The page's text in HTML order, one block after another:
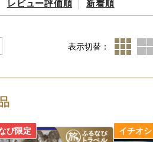
レビュー評価順 新着順
表示切替：